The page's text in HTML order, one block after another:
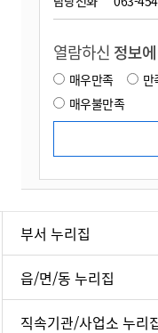
열람하신 정보
매우만족 만
매우불만족
부서 누리집
읍/면/동 누리집
직속기관/사업소 누리